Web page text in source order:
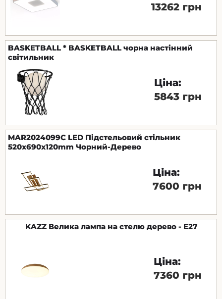
13262 грн
BASKETBALL * BASKETBALL чорна настінний
світильник
Ціна:
5843 грн
MAR2024099C LED Підстельовий стільник
520x690x120mm Чорний-Дерево
Ціна:
7600 грн
KAZZ Велика лампа на стелю дерево - E27
Ціна:
7360 грн